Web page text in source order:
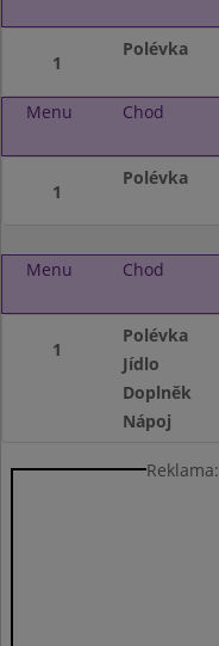
1
Polévka
Menu Chod
1
Polévka
Menu Chod
1
Polévka
Jídlo
Doplněk
Nápoj
Reklama: